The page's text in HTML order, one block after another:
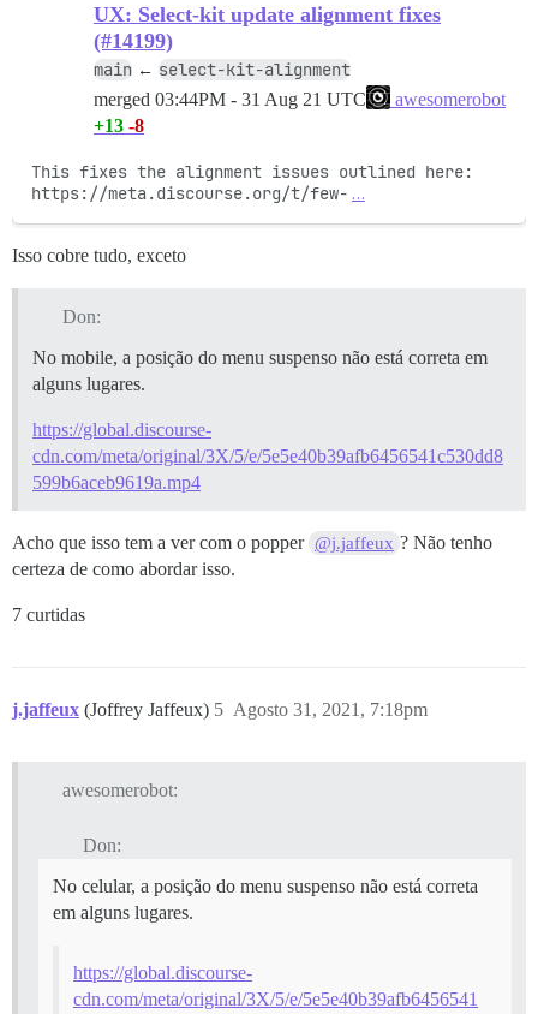
UX: Select-kit update alignment fixes
(#14199)
main ← select-kit-alignment
merged 03:44PM - 31 Aug 21 UTC
awesomerobot
+13 -8
This fixes the alignment issues outlined here:
https://meta.discourse.org/t/few- …
Isso cobre tudo, exceto
Don:
No mobile, a posição do menu suspenso não está correta em
alguns lugares.
https://global.discourse-
cdn.com/meta/original/3X/5/e/5e5e40b39afb6456541c530dd8
599b6aceb9619a.mp4
Acho que isso tem a ver com o popper @j.jaffeux ? Não tenho
certeza de como abordar isso.
7 curtidas
j.jaffeux (Joffrey Jaffeux) Agosto 31, 2021, 7:18pm
5
awesomerobot:
Don:
No celular, a posição do menu suspenso não está correta
em alguns lugares.
https://global.discourse-
cdn.com/meta/original/3X/5/e/5e5e40b39afb6456541